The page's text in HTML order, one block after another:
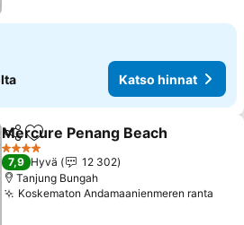
Katso hinnat
Jaa Lisää suosikkeihin
Mercure Penang Beach
4 Tähtiluokitus
7,9 Hyvä
12 302
Tanjung Bungah
Koskematon Andamaanienmeren ranta